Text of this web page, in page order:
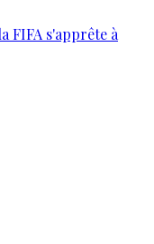
FIFA s'apprête à